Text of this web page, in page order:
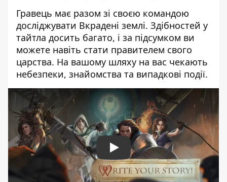
Гравець має разом зі своєю командою
досліджувати Вкрадені землі. Здібностей у
тайтла досить багато, і за підсумком ви
можете навіть стати правителем свого
царства. На вашому шляху на вас чекають
небезпеки, знайомства та випадкові події.
Play